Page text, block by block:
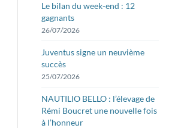
Le bilan du week-end : 12
gagnants
26/07/2026
Juventus signe un neuvième
succès
25/07/2026
NAUTILIO BELLO : l’élevage de
Rémi Boucret une nouvelle fois
à l’honneur